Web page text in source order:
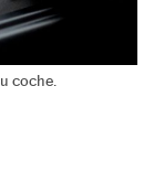
coche.